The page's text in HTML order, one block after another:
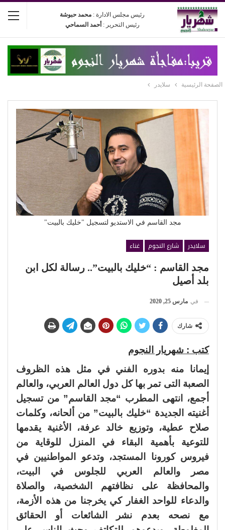
رئيس مجلس الادارة : محمد حبوشة
رئيس التحرير : أحمد السماحي
الصفحة الرئيسية سلايدر
مجد القاسم في الاستديو لتسجيل "خليك بالبيت"
سلايدر شارع النجوم
غناء
مجد القاسم : “خليك بالبيت”.. رسالة لكل ابن
بلد أصيل
في مارس 25, 2020
شارك
كتب : شهريار النجوم
إيمانا منه بدوره الفني في مثل هذه الظروف
الصعبة التى تمر بها كل دول العالم العربي، والعالم
أجمع، انتهى المطرب “مجد القاسم” من تسجيل
أغنيته الجديدة “خليك بالبيت” من ألحانه، وكلمات
صلاح عطية، وتوزيع خالد عرفة، الأغنية يقدمها
للتوعية بأهمية البقاء في المنزل للوقاية من
فيروس كورونا المستجد، وتدعو المواطنيين في
مصر والعالم العربي للجلوس في البيت،
والمحافظة على نظافتهم الشخصية، والصلاة
والدعاء للواحد الغفار كي يخرجنا من هذه الأزمة،
مع نصحه بعدم نشر الشائعات أو الحقائق